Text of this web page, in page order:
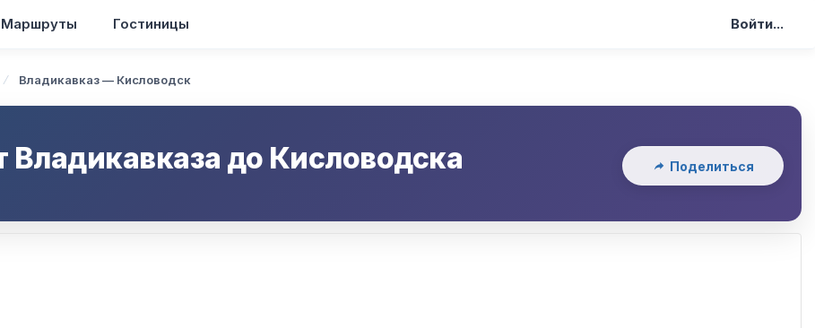
Маршруты Гостиницы Войти...
Владикавказ — Кисловодск
Владикавказа до Кисловодска Поделиться